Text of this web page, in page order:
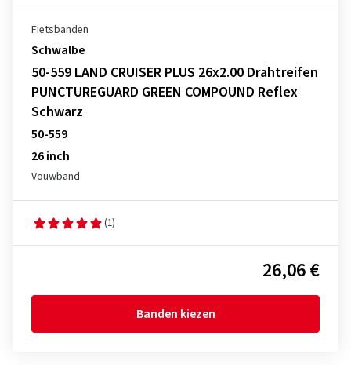
Fietsbanden
Schwalbe
50-559 LAND CRUISER PLUS 26x2.00 Drahtreifen
PUNCTUREGUARD GREEN COMPOUND Reflex
Schwarz
50-559
26 inch
Vouwband
(1)
26,06 €
Banden kiezen